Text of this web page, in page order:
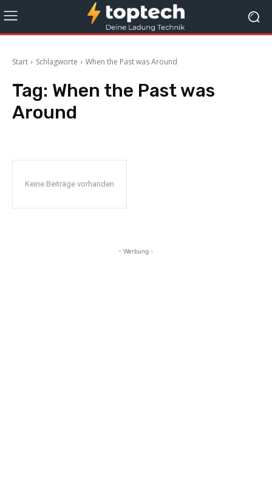
Start Schlagworte When the Past was Around
Tag: When the Past was
Around
Keine Beiträge vorhanden
- Werbung -